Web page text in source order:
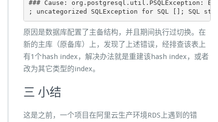
### Cause: org.postgresql.util.PSQLException:
; uncategorized SQLException for SQL []; SQL
原因是数据库配置了主备结构，并且期间执行过切换。在
新的主库（原备库）上，发现了上述错误，经排查该表上
有1个hash index，解决办法就是重建该hash index，或者
改为其它类型的index。
三 小结
这是之前，一个项目在阿里云生产环境RDS上遇到的错